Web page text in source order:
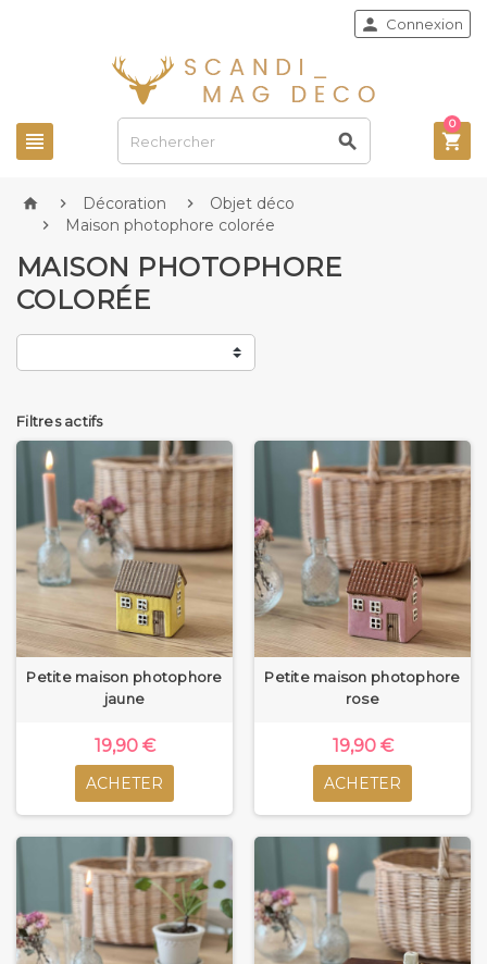
 
 Connexion

0
  Décoration  Objet déco
 Maison photophore colorée
MAISON PHOTOPHORE
COLORÉE
Filtres actifs
Petite maison photophore
jaune
19,90 €
ACHETER
Petite maison photophore
rose
19,90 €
ACHETER